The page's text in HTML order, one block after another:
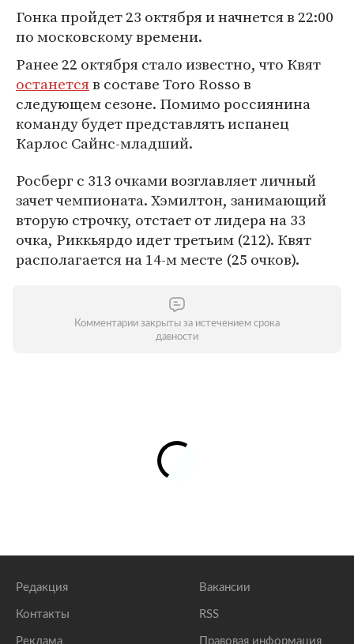
Гонка пройдет 23 октября и начнется в 22:00
по московскому времени.
Ранее 22 октября стало известно, что Квят
останетсяв составе Toro Rosso в
следующем сезоне. Помимо россиянина
команду будет представлять испанец
Карлос Сайнс-младший.
Росберг с 313 очками возглавляет личный
зачет чемпионата. Хэмилтон, занимающий
вторую строчку, отстает от лидера на 33
очка, Риккьярдо идет третьим (212). Квят
располагается на 14-м месте (25 очков).
Комментарии закрыты за истечением срока
давности
Редакция
Контакты
Реклама
Вакансии
RSS
Правовая информация